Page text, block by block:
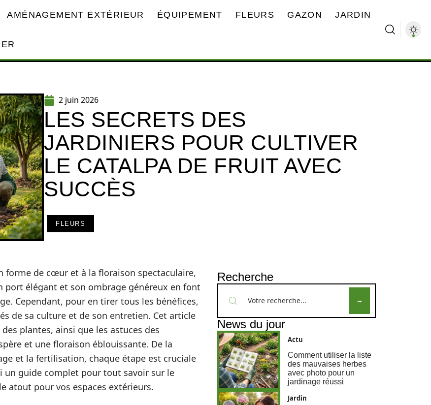
AMÉNAGEMENT EXTÉRIEUR ÉQUIPEMENT FLEURS GAZON JARDIN
2 juin 2026
LES SECRETS DES
JARDINIERS POUR CULTIVER
LE CATALPA DE FRUIT AVEC
SUCCÈS
FLEURS
forme de cœur et à la floraison spectaculaire,
port élégant et son ombrage généreux en font
Cependant, pour en tirer tous les bénéfices,
de sa culture et de son entretien. Cet article
plantes, ainsi que les astuces des
et une floraison éblouissante. De la
et la fertilisation, chaque étape est cruciale
un guide complet pour tout savoir sur le
atout pour vos espaces extérieurs.
Recherche
News du jour
Actu
Comment utiliser la liste
des mauvaises herbes
avec photo pour un
jardinage réussi
Jardin